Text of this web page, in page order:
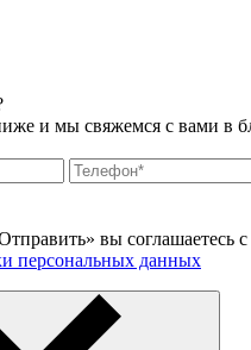
и мы свяжемся с вами в
вы соглашаетесь
персональных данных